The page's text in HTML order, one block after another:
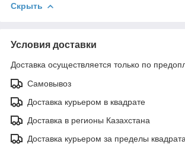
Скрыть
Условия доставки
Доставка осуществляется только по
Самовывоз
Доставка курьером в квадрате
Доставка в регионы Казахстана
Доставка курьером за пределы квадрата